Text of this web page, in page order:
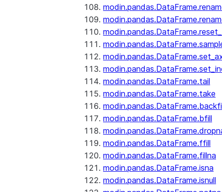
modin.pandas.DataFrame.tail
modin.pandas.DataFrame.take
modin.pandas.DataFrame.bfill
modin.pandas.DataFrame.ffill
modin.pandas.DataFrame.fillna
modin.pandas.DataFrame.isna
modin.pandas.DataFrame.isnull